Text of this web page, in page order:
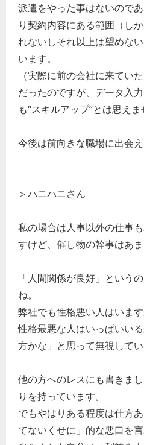
派遣をやった事はないので
り契約内容にある範囲（し
れないしそれ以上は望めな
います。
（実際に前の会社に来てい
だったのですが、データ入
も“スキルアップ”とは思えま
今後は前向きな職場に出会え
＞ハニハニさん
私の場合は人事以外の仕事
すけど、催し物の幹事はあ
「人間関係が良好」という
ね。
弊社でも性格悪い人はいま
性格最悪な人はいっぱいい
方かな」と思って無視してい
他の方へのレスにも書きま
りを持っています。
でもやはりある程度は仕方
てないくせに」的な悪口を